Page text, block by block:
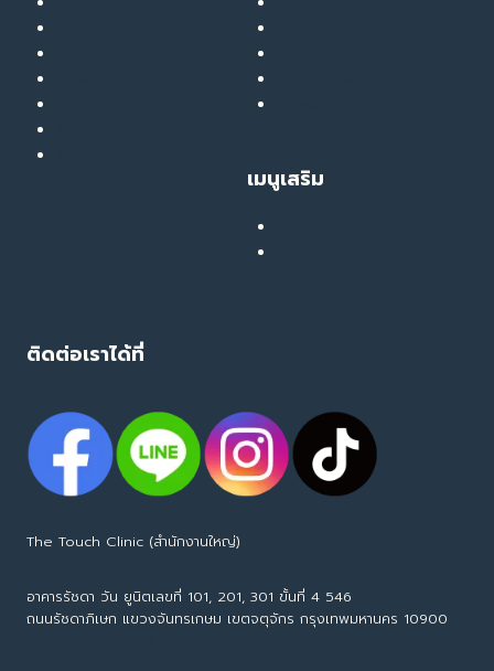
เมนูเสริม
ติดต่อเราได้ที่
The Touch Clinic (สำนักงานใหญ่)
อาคารรัชดา วัน ยูนิตเลขที่ 101, 201, 301 ขั้นที่ 4 546
ถนนรัชดาภิเษก แขวงจันทรเกษม เขตจตุจักร กรุงเทพมหานคร 10900